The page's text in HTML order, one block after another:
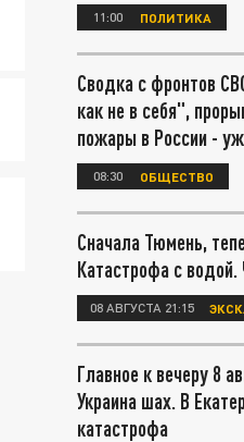
11:00 ПОЛИТИКА
Сводка с фронтов
как не в себя",
пожары в России -
08:30 ОБЩЕСТВО
Сначала Тюмень,
Катастрофа с водой.
08 АВГУСТА 21:15
Главное к вечеру 8
Украина шах. В
катастрофа